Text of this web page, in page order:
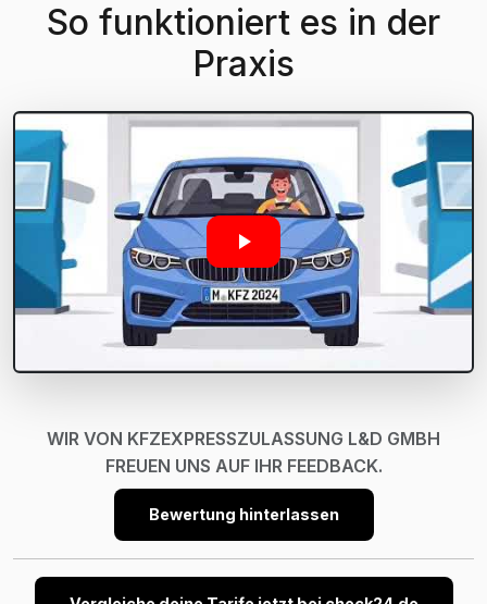
So funktioniert es in der
Praxis
WIR VON KFZEXPRESSZULASSUNG L&D GMBH
FREUEN UNS AUF IHR FEEDBACK.
Bewertung hinterlassen